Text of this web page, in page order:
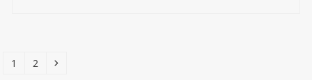
Page
1 Page
2 Next